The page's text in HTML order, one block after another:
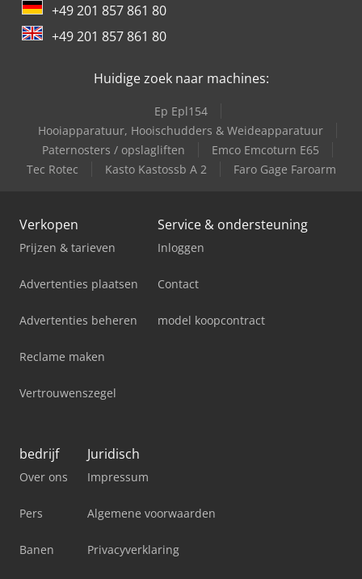
+49 201 857 861 80
+49 201 857 861 80
Huidige zoek naar machines:
Ep Epl154
Hooiapparatuur, Hooischudders & Weideapparatuur
Paternosters / opslagliften
Emco Emcoturn E65
Tec Rotec
Kasto Kastossb A 2 Faro Gage Faroarm
Verkopen
Prijzen & tarieven
Advertenties plaatsen
Advertenties beheren
Reclame maken
Vertrouwenszegel
Service & ondersteuning
Inloggen
Contact
model koopcontract
bedrijf
Over ons
Pers
Banen
Juridisch
Impressum
Algemene voorwaarden
Privacyverklaring